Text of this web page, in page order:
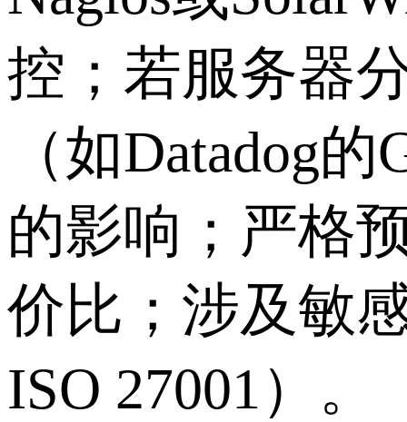
控；若服务器
（如Datadog
的影响；严格
价比；涉及敏
ISO 27001）。